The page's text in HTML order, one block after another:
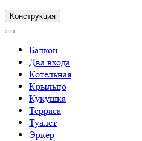
Конструкция
Балкон
Два входа
Котельная
Крыльцо
Кукушка
Терраса
Туалет
Эркер